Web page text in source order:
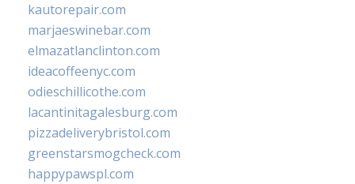
kautorepair.com
marjaeswinebar.com
elmazatlanclinton.com
ideacoffeenyc.com
odieschillicothe.com
lacantinitagalesburg.com
pizzadeliverybristol.com
greenstarsmogcheck.com
happypawspl.com